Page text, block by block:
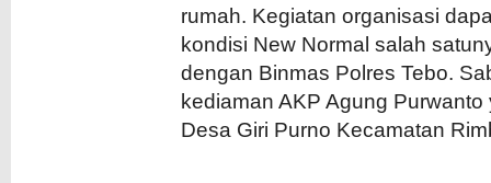
rumah. Kegiatan organisasi
kondisi New Normal salah
dengan Binmas Polres Tebo.
kediaman AKP Agung
Desa Giri Purno Kecamatan